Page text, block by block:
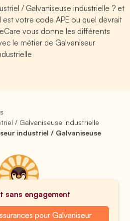
/ Galvaniseuse industrielle ? et
votre code APE ou quel devrait
vous donne les différents
le métier de Galvaniseur
/ Galvaniseuse industrielle
industriel / Galvaniseuse
sans engagement
pour Galvaniseur